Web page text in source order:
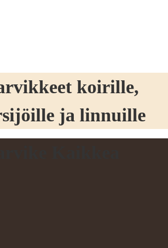
koirille,
ja linnuille